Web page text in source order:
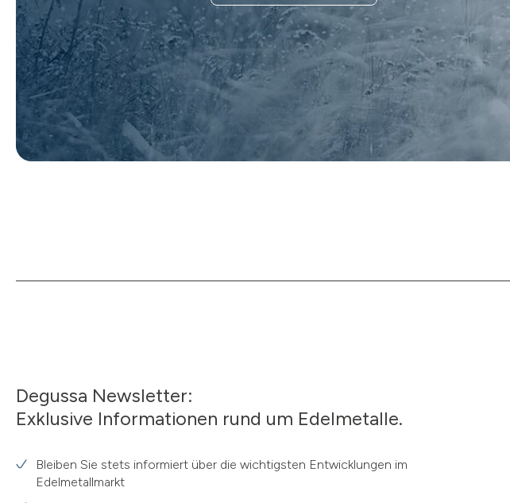
Degussa Newsletter:
Exklusive Informationen rund um Edelmetalle.
Bleiben Sie stets informiert über die wichtigsten Entwicklungen im
Edelmetallmarkt